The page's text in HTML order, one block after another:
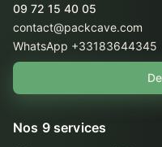
09 72 15 40 05
contact@packcave.com
WhatsApp +33183644345
Nos 9 services